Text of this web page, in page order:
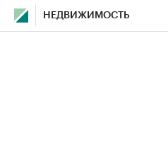
НЕДВИЖИМОСТЬ